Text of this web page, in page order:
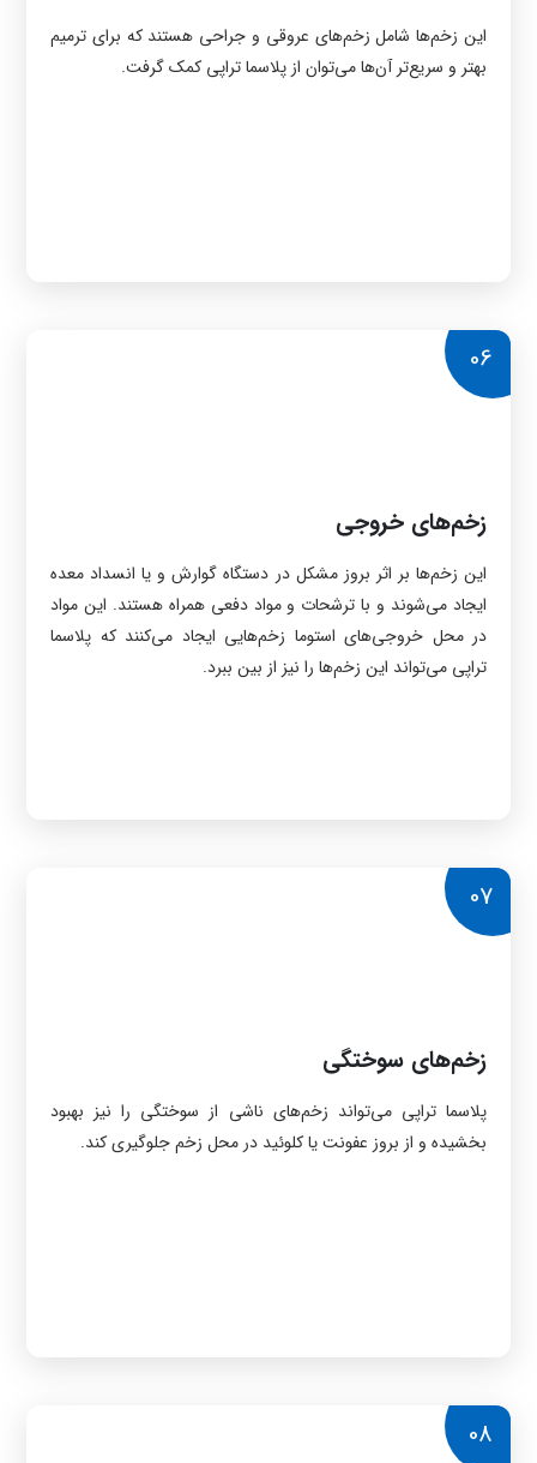
این زخم‌ها شامل زخم‌های عروقی و جراحی هستند که برای ترمیم
بهتر و سریع‌تر آن‌ها می‌توان از پلاسما تراپی کمک گرفت.
06
زخم‌های خروجی
این زخم‌ها بر اثر بروز مشکل در دستگاه گوارش و یا انسداد معده
ایجاد می‌شوند و با ترشحات و مواد دفعی همراه هستند. این مواد
در محل خروجی‌های استوما زخم‌هایی ایجاد می‌کنند که پلاسما
تراپی می‌تواند این زخم‌ها را نیز از بین ببرد.
07
زخم‌های سوختگی
پلاسما تراپی می‌تواند زخم‌های ناشی از سوختگی را نیز بهبود
بخشیده و از بروز عفونت یا کلوئید در محل زخم جلوگیری کند.
08